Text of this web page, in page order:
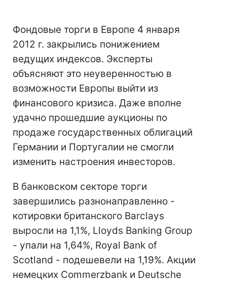
Фондовые торги в Европе 4 января
2012 г. закрылись понижением
ведущих индексов. Эксперты
объясняют это неуверенностью в
возможности Европы выйти из
финансового кризиса. Даже вполне
удачно прошедшие аукционы по
продаже государственных облигаций
Германии и Португалии не смогли
изменить настроения инвесторов.
В банковском секторе торги
завершились разнонаправленно -
котировки британского Barclays
выросли на 1,1%, Lloyds Banking Group
- упали на 1,64%, Royal Bank of
Scotland - подешевели на 1,19%. Акции
немецких Commerzbank и Deutsche